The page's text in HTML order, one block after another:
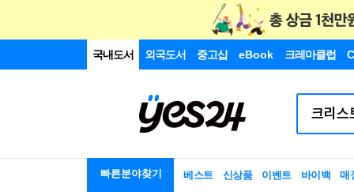
국내도서 외국도서 중고샵 eBook 크레마클럽
빠른분야찾기 베스트 신상품 이벤트 바이백 매